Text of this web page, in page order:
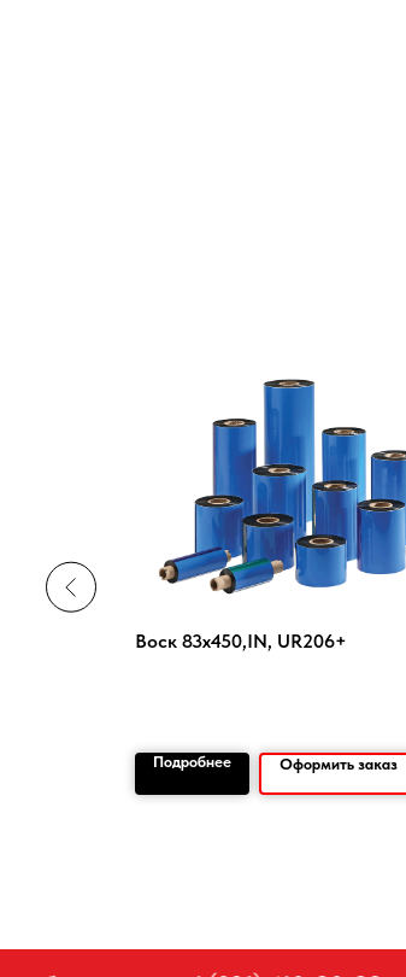
Воск 83х450,IN, UR206+
Подробнее Оформить заказ